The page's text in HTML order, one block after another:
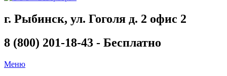
г. Рыбинск, ул. Гоголя д. 2 офис 2
8 (800) 201-18-43 - Бесплатно
Меню